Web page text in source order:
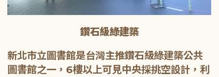
鑽石級綠建築
新北市立圖書館是台灣主推鑽石級綠建築公共
圖書館之一，6樓以上可見中央採挑空設計，利